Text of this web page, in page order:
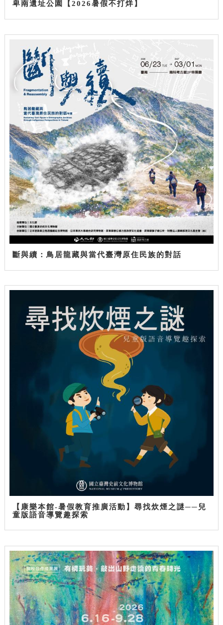
卑南遺址公園【2026暑假不打烊】
斷與續：鳥居龍藏與當代臺灣原住民族的對話
【康樂本館-暑假教育推廣活動】尋找炊煙之謎──兒
童版語音導覽趣探索